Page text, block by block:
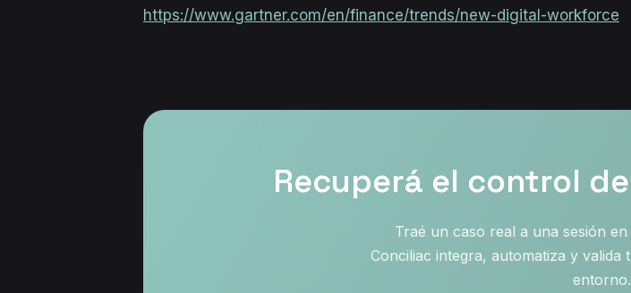
https://www.gartner.com/en/finance/trends/new-digital-workforce
Recuperá el control
Traé un caso real a una sesión
Conciliac integra, automatiza y
entorno.